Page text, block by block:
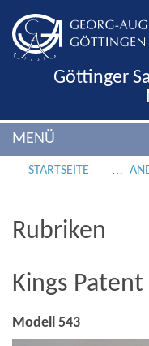
Göttinger
MENÜ
STARTSEITE
Rubriken
Kings
Modell 543